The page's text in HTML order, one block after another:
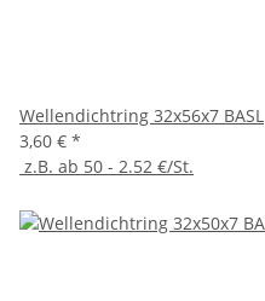
Wellendichtring 32x56x7 BASL
3,60 € *
z.B. ab 50 - 2.52 €/St.